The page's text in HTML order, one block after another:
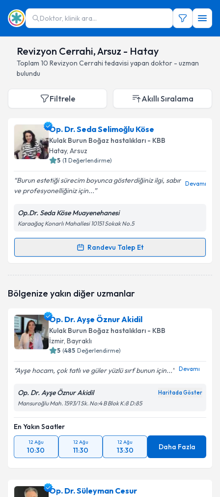
Doktor, klinik ara...
Revizyon Cerrahi, Arsuz - Hatay
Toplam 10 Revizyon Cerrahi tedavisi yapan doktor - uzman
bulundu
Filtrele Akıllı Sıralama
Op. Dr. Seda Selimoğlu Köse
Kulak Burun Boğaz hastalıkları - KBB
Hatay, Arsuz
5 (1 Değerlendirme)
Burun estetiği sürecim boyunca gösterdiğiniz ilgi, sabır
ve profesyonelliğiniz için...
Devamı
Op.Dr. Seda Köse Muayenehanesi
Karaağaç Konarlı Mahallesi 10151 Sokak No.5
Randevu Talep Et
Randevu Takvimi Talebi
talebi oluşturun. Size bu uzmandan randevu almanız
bilgilendireceğiz.
E-posta Adresiniz
Metni'ni okudum ve kişisel verilerimin belirtilen
kapsamda işlenmesini kabul ediyorum.
Takvim Talebini Gönder
Bölgenize yakın diğer uzmanlar
Op. Dr. Ayşe Öznur Akidil
Kulak Burun Boğaz hastalıkları - KBB
İzmir, Bayraklı
5 (485 Değerlendirme)
Ayşe hocam, çok tatlı ve güler yüzlü sırf bunun için... Devamı
Op. Dr. Ayşe Öznur Akidil Haritada Göster
Mansuroğlu Mah. 1593/1 Sk. No:4 B Blok K:8 D:85
En Yakın Saatler
12 Ağu
10:30
12 Ağu
11:30
12 Ağu
13:30 Daha Fazla
Op. Dr. Süleyman Cesur